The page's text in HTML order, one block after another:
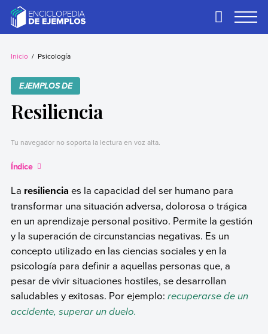
contentEjemplos
Necesitas ejemplos.
Primary
Inicio Psicología
EJEMPLOS DE
Resiliencia
Tu navegador no soporta la lectura en voz alta.
Índice
La resiliencia es la capacidad del ser humano para
transformar una situación adversa, dolorosa o trágica
en un aprendizaje personal positivo. Permite la gestión
y la superación de circunstancias negativas. Es un
concepto utilizado en las ciencias sociales y en la
psicología para definir a aquellas personas que, a
pesar de vivir situaciones hostiles, se desarrollan
saludables y exitosas. Por ejemplo: recuperarse de un
accidente, superar un duelo.